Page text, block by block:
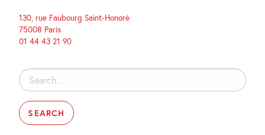
130, rue Faubourg Saint-Honoré
75008 Paris
01 44 43 21 90
Search
for: